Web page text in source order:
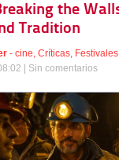
the
Tradition
- cine, Críticas, Festivales
| Sin comentarios